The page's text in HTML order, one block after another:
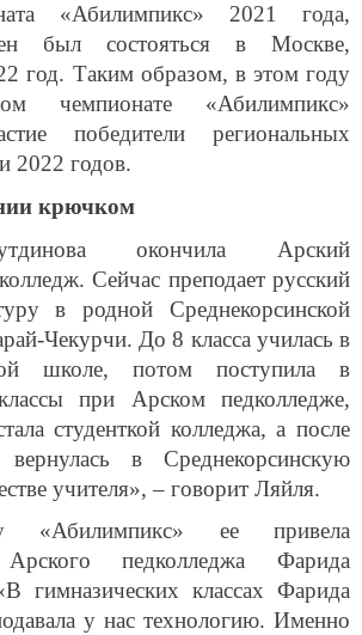
«Абилимпикс» 2021 года,
был состояться в Москве,
год. Таким образом, в этом году
чемпионате «Абилимпикс»
победители региональных
2022 годов.
крючком
окончила Арский
Сейчас преподает русский
в родной Среднекорсинской
Чекурчи. До 8 класса училась в
школе, потом поступила в
при Арском педколледже,
студенткой колледжа, а после
в Среднекорсинскую
учителя», – говорит Ляйля.
«Абилимпикс» ее привела
Арского педколледжа Фарида
гимназических классах Фарида
у нас технологию. Именно